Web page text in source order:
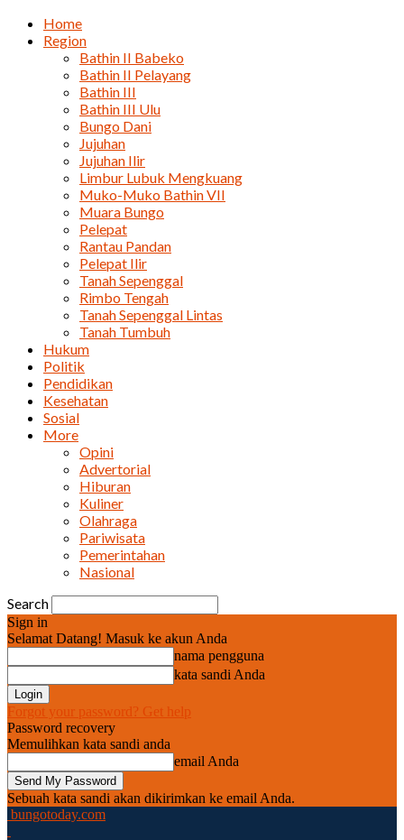
Home
Region
Bathin II Babeko
Bathin II Pelayang
Bathin III
Bathin III Ulu
Bungo Dani
Jujuhan
Jujuhan Ilir
Limbur Lubuk Mengkuang
Muko-Muko Bathin VII
Muara Bungo
Pelepat
Rantau Pandan
Pelepat Ilir
Tanah Sepenggal
Rimbo Tengah
Tanah Sepenggal Lintas
Tanah Tumbuh
Hukum
Politik
Pendidikan
Kesehatan
Sosial
More
Opini
Advertorial
Hiburan
Kuliner
Olahraga
Pariwisata
Pemerintahan
Nasional
Search
Sign in
Selamat Datang! Masuk ke akun Anda
nama pengguna
kata sandi Anda
Forgot your password? Get help
Password recovery
Memulihkan kata sandi anda
email Anda
Sebuah kata sandi akan dikirimkan ke email Anda.
bungotoday.com